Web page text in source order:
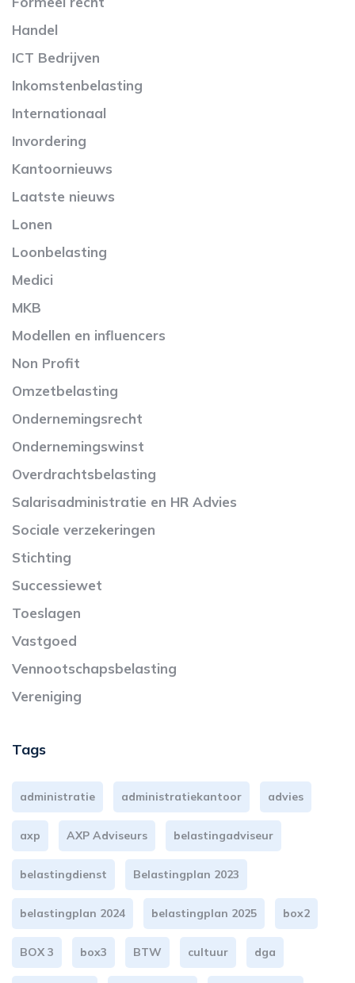
Handel
ICT Bedrijven
Inkomstenbelasting
Internationaal
Invordering
Kantoornieuws
Laatste nieuws
Lonen
Loonbelasting
Medici
MKB
Modellen en influencers
Non Profit
Omzetbelasting
Ondernemingsrecht
Ondernemingswinst
Overdrachtsbelasting
Salarisadministratie en HR Advies
Sociale verzekeringen
Stichting
Successiewet
Toeslagen
Vastgoed
Vennootschapsbelasting
Vereniging
Tags
administratie administratiekantoor advies
axp AXP Adviseurs belastingadviseur
belastingdienst Belastingplan 2023
belastingplan 2024 belastingplan 2025 box2
BOX 3 box3 BTW cultuur dga